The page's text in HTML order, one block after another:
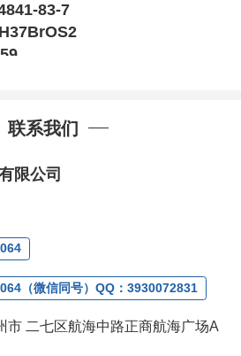
83-7
携手共创美好未来!
诚的为化学出力
家科研单位
价格好,售后服务更好!!选择阿
半功倍!!!
、
：周经理(欢迎致电或者QQ、微
部分产品，如需其他产品也可
联系我们
限公司
（微信同号）QQ：3930072831
市 二七区航海中路正商航海广场A